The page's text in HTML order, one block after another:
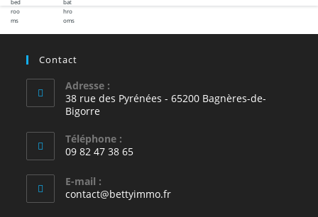
Contact
Adresse :
38 rue des Pyrénées - 65200 Bagnères-de-
Bigorre
Téléphone :
09 82 47 38 65
E-mail :
contact@bettyimmo.frS’ouvre